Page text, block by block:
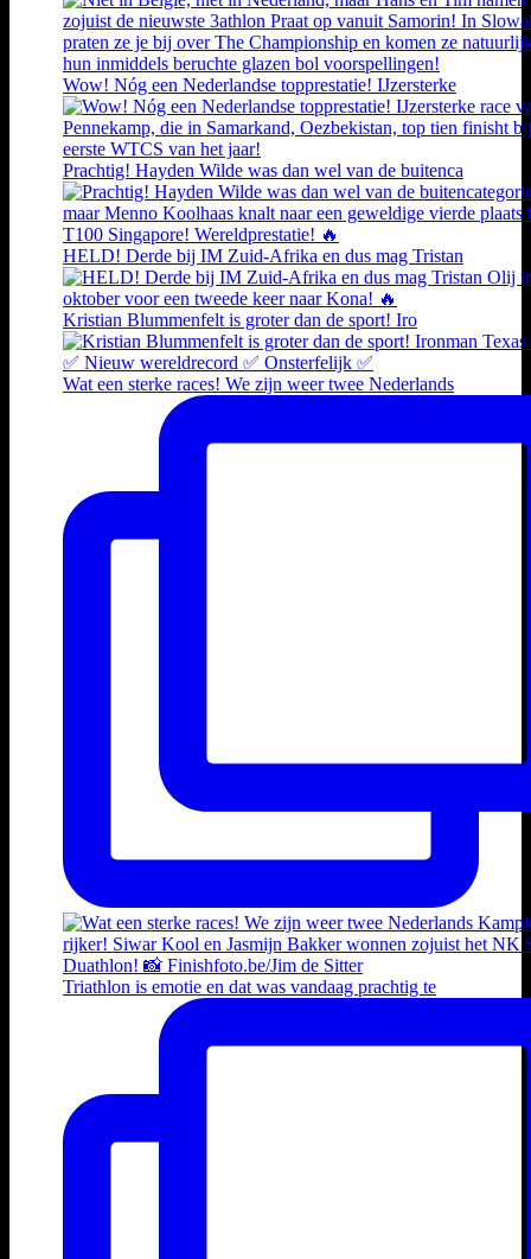
Wow! Nóg een Nederlandse topprestatie! IJzersterke
Prachtig! Hayden Wilde was dan wel van de buitenca
HELD! Derde bij IM Zuid-Afrika en dus mag Tristan
Kristian Blummenfelt is groter dan de sport! Iro
Wat een sterke races! We zijn weer twee Nederlands
Triathlon is emotie en dat was vandaag prachtig te